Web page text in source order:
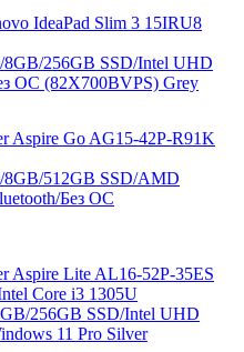
IdeaPad Slim 3 15IRU8
256GB SSD/Intel UHD
ОС (82X700BVPS) Grey
Aspire Go AG15-42P-R91K
8GB/512GB SSD/AMD
Без ОС
Aspire Lite AL16-52P-35ES
Core i3 1305U
256GB SSD/Intel UHD
11 Pro Silver